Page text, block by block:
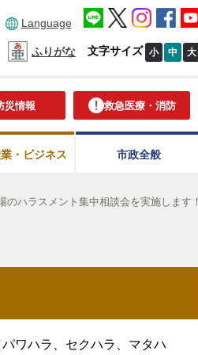
Language
ふりがな 文字サイズ 小 中 大
災情報 救急医療・消防
・ビジネス 市政全般
のハラスメント集中相談会を実施します！
ワハラ、セクハラ、マタハ